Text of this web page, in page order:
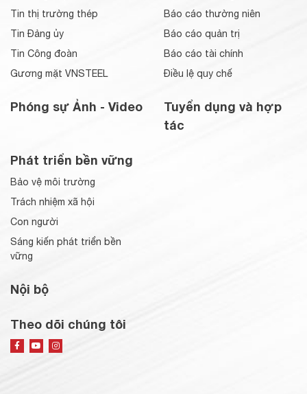
Tin thị trường thép
Tin Đảng ủy
Tin Công đoàn
Gương mặt VNSTEEL
Phóng sự Ảnh - Video
Báo cáo thường niên
Báo cáo quản trị
Báo cáo tài chính
Điều lệ quy chế
Tuyển dụng và hợp
tác
Phát triển bền vững
Bảo vệ môi trường
Trách nhiệm xã hội
Con người
Sáng kiến phát triển bền
vững
Nội bộ
Theo dõi chúng tôi